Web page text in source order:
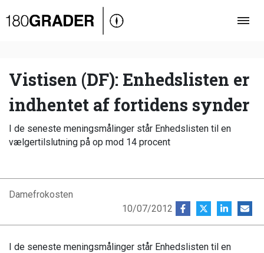
Oversigt
Debat
Video
Podcast
Vistisen (DF): Enhedslisten er
indhentet af fortidens synder
I de seneste meningsmålinger står Enhedslisten til en
vælgertilslutning på op mod 14 procent
Damefrokosten
10/07/2012
I de seneste meningsmålinger står Enhedslisten til en